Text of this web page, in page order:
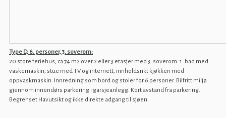
Type D, 6. personer, 3. soverom:
20 store feriehus, ca 74 m2 over 2 eller 3 etasjer med 3. soverom. 1. bad med
vaskemaskin, stue med TV og internett, innholdsrikt kjøkken med
oppvaskmaskin. Innredning som bord og stoler for 6 personer. Bilfritt miljø
gjennom innendørs parkering i garsjeanlegg. Kort avstand fra parkering.
Begrenset Havutsikt og ikke direkte adgang til sjøen.